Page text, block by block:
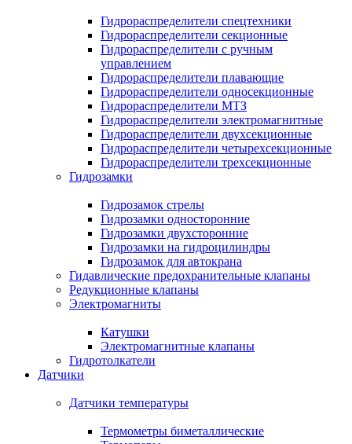
Гидрораспределители спецтехники
Гидрораспределители секционные
Гидрораспределители с ручным
управлением
Гидрораспределители плавающие
Гидрораспределители односекционные
Гидрораспределители МТЗ
Гидрораспределители электромагнитные
Гидрораспределители двухсекционные
Гидрораспределители четырехсекционные
Гидрораспределители трехсекционные
Гидрозамки
Гидрозамок стрелы
Гидрозамки односторонние
Гидрозамки двухсторонние
Гидрозамки на гидроцилиндры
Гидрозамок для автокрана
Гидавлические предохранительные клапаны
Редукционные клапаны
Электромагниты
Катушки
Электромагнитные клапаны
Гидротолкатели
Датчики
Датчики температуры
Термометры биметаллические